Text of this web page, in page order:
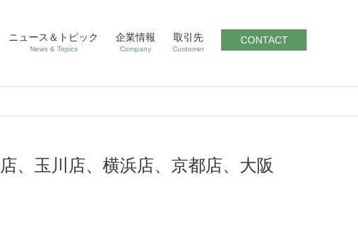
ニュース＆トピック
News & Topics
企業情報
Company
取引先
Customer
CONTACT
、玉川店、横浜店、京都店、大阪